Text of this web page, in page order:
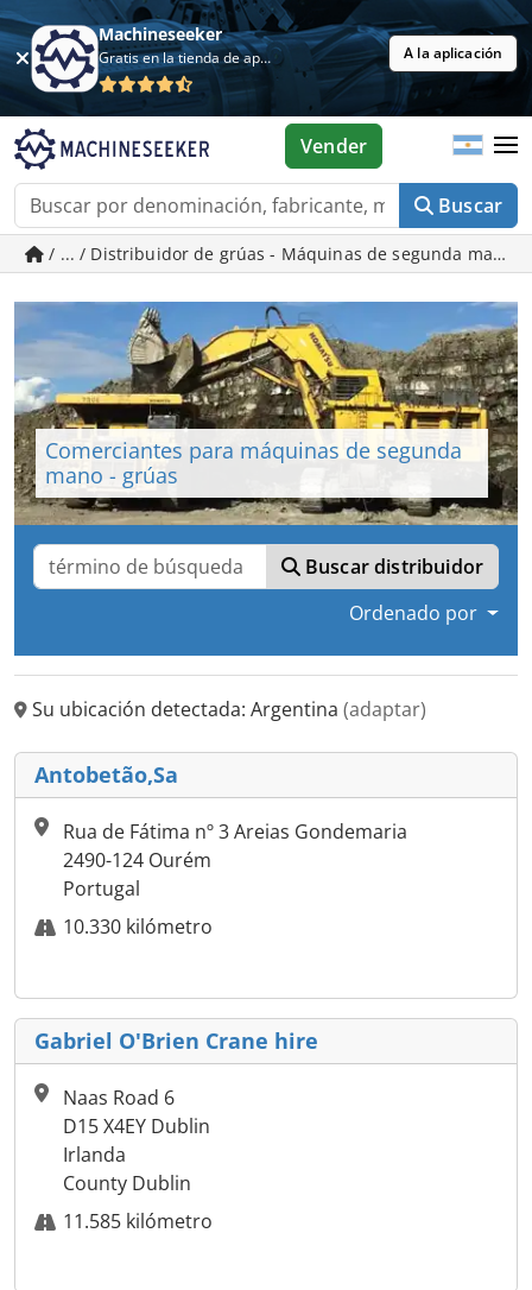
Machineseeker
Gratis en la tienda de aplicaciones A la aplicación
Buscar
Vender
/ ... / Distribuidor de grúas - Máquinas de segunda mano
Comerciantes para máquinas de segunda
mano - grúas
Buscar distribuidor
Ordenado por
Su ubicación detectada: Argentina (adaptar)
Antobetão,Sa
Rua de Fátima nº 3 Areias Gondemaria
2490-124 Ourém
Portugal
10.330 kilómetro
Gabriel O'Brien Crane hire
Naas Road 6
D15 X4EY Dublin
Irlanda
County Dublin
11.585 kilómetro